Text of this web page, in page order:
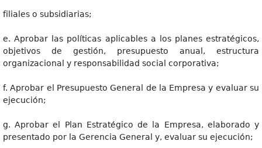
filiales o subsidiarias;
e. Aprobar las políticas aplicables a los planes estratégicos,
objetivos de gestión, presupuesto anual, estructura
organizacional y responsabilidad social corporativa;
f. Aprobar el Presupuesto General de la Empresa y evaluar su
ejecución;
g. Aprobar el Plan Estratégico de la Empresa, elaborado y
presentado por la Gerencia General y, evaluar su ejecución;